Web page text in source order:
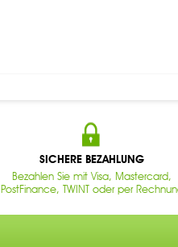
SICHERE BEZAHLUNG
Bezahlen Sie mit Visa, Mastercard,
PostFinance, TWINT oder per